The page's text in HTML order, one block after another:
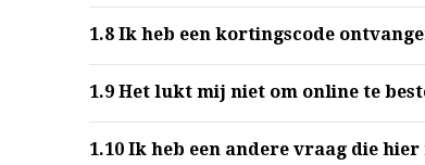
1.8 Ik heb een kortingscode
1.9 Het lukt mij niet om online te
1.10 Ik heb een andere vraag die